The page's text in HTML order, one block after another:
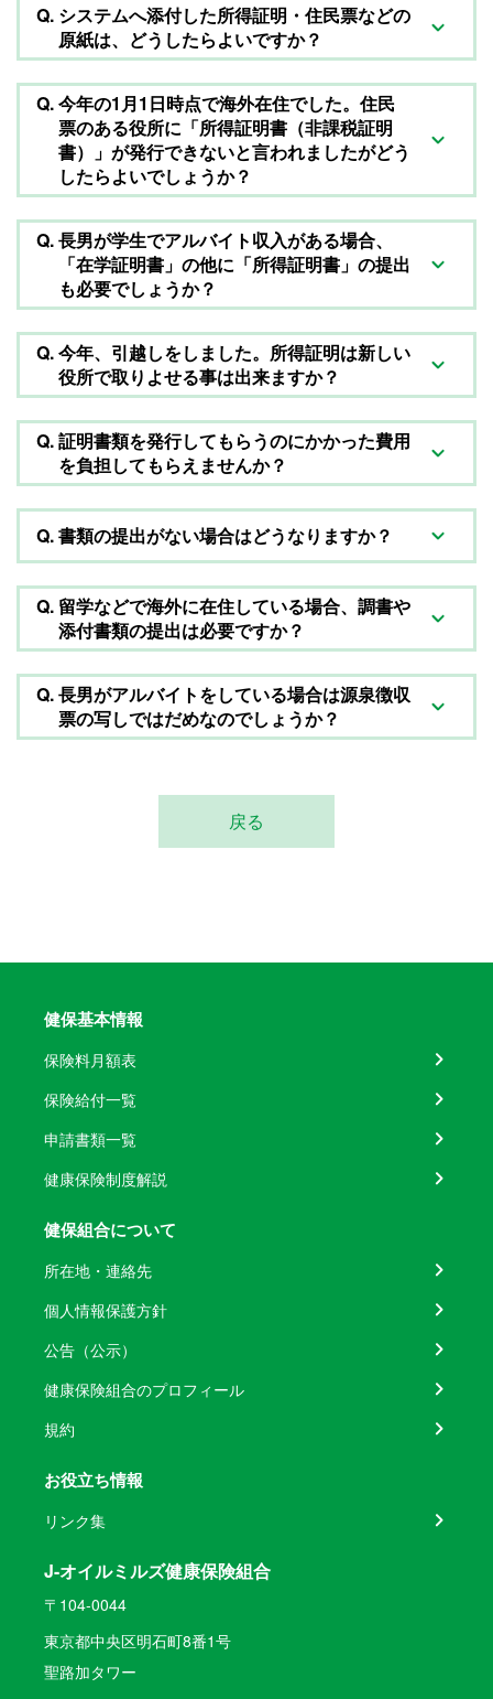
Q. システムへ添付した所得証明・住民票などの
原紙は、どうしたらよいですか？
Q.今年の1月1日時点で海外在住でした。住民
票のある役所に「所得証明書（非課税証明
書）」が発行できないと言われましたがどう
したらよいでしょうか？
Q.長男が学生でアルバイト収入がある場合、
「在学証明書」の他に「所得証明書」の提出
も必要でしょうか？
Q.今年、引越しをしました。所得証明は新しい
役所で取りよせる事は出来ますか？
Q.証明書類を発行してもらうのにかかった費用
を負担してもらえませんか？
Q.書類の提出がない場合はどうなりますか？
Q. 留学などで海外に在住している場合、調書や
添付書類の提出は必要ですか？
Q.長男がアルバイトをしている場合は源泉徴収
票の写しではだめなのでしょうか？
戻る
健保基本情報
保険料月額表
保険給付一覧
申請書類一覧
健康保険制度解説
健保組合について
所在地・連絡先
個人情報保護方針
公告（公示）
健康保険組合のプロフィール
規約
お役立ち情報
リンク集
J-オイルミルズ健康保険組合
〒104-0044
東京都中央区明石町8番1号
聖路加タワー